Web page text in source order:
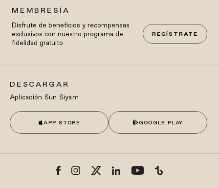
MEMBRESÍA
Disfrute de beneficios y recompensas
exclusivos con nuestro programa de
fidelidad gratuito
REGÍSTRATE
DESCARGAR
Aplicación Sun Siyam
APP STORE GOOGLE PLAY